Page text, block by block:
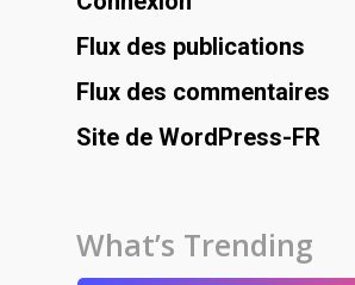
Flux des publications
Flux des commentaires
Site de WordPress-FR
What’s Trending